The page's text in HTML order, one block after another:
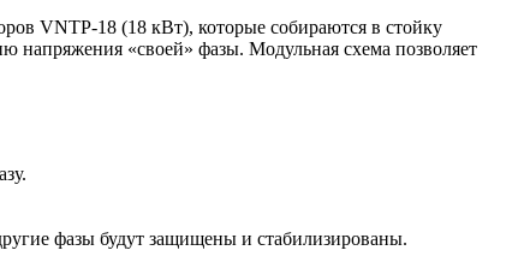
VNTP-18 (18 кВт), которые собираются в стойку
напряжения «своей» фазы. Модульная схема позволяет
фазы будут защищены и стабилизированы.